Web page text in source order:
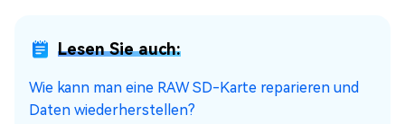
Lesen Sie auch:
Wie kann man eine RAW SD-Karte reparieren und
Daten wiederherstellen?